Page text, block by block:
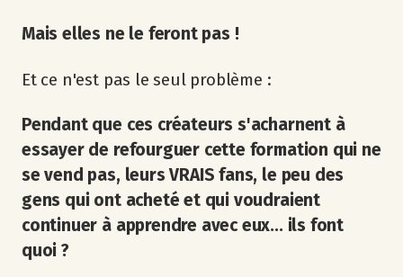
Mais elles ne le feront pas !
Et ce n'est pas le seul problème :
Pendant que ces créateurs s'acharnent à
essayer de refourguer cette formation qui ne
se vend pas, leurs VRAIS fans, le peu des
gens qui ont acheté et qui voudraient
continuer à apprendre avec eux... ils font
quoi ?